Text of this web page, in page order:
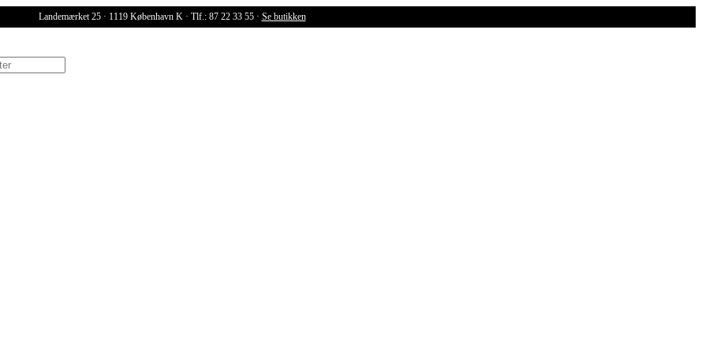
Landemærket 25 · 1119 København K · Tlf.: 87 22 33 55 · Se butikken